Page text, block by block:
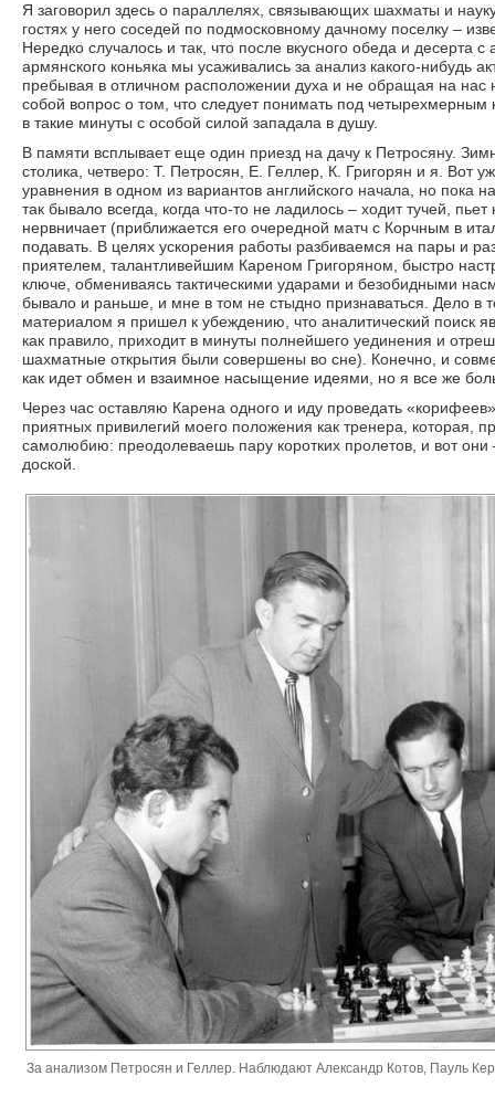
Я заговорил здесь о параллелях, связывающих шахматы и
гостях у него соседей по подмосковному дачному поселку –
Нередко случалось и так, что после вкусного обеда и десерта
армянского коньяка мы усаживались за анализ какого-нибудь
пребывая в отличном расположении духа и не обращая на нас
собой вопрос о том, что следует понимать под
в такие минуты с особой силой западала в душу.
В памяти всплывает еще один приезд на дачу к Петросяну.
столика, четверо: Т. Петросян, Е. Геллер, К. Григорян и я. Вот
уравнения в одном из вариантов английского начала, но
так бывало всегда, когда что-то не ладилось – ходит тучей,
нервничает (приближается его очередной матч с Корчным в
подавать. В целях ускорения работы разбиваемся на пары и
приятелем, талантливейшим Кареном Григоряном, быстро
ключе, обмениваясь тактическими ударами и безобидными
бывало и раньше, и мне в том не стыдно признаваться. Дело в
материалом я пришел к убеждению, что аналитический поиск
как правило, приходит в минуты полнейшего уединения и
шахматные открытия были совершены во сне). Конечно, и
как идет обмен и взаимное насыщение идеями, но я все же
Через час оставляю Карена одного и иду проведать
приятных привилегий моего положения как тренера, которая,
самолюбию: преодолеваешь пару коротких пролетов, и вот
доской.
За анализом Петросян и Геллер. Наблюдают Александр Котов, Пауль